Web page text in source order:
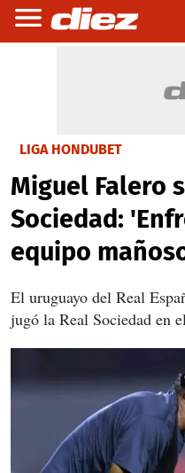
LIGA HONDUBET
Miguel Falero
Sociedad:
equipo
El uruguayo del Real
jugó la Real Sociedad en